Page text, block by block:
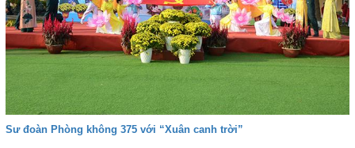
Sư đoàn Phòng không 375 với “Xuân canh trời”